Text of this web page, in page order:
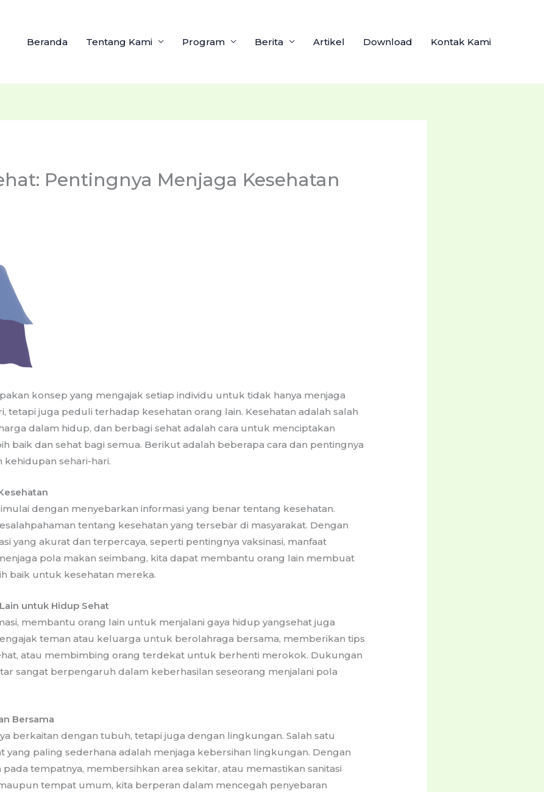
Beranda Tentang Kami Program Berita Artikel Download Kontak Kami
Pentingnya Menjaga Kesehatan
konsep yang mengajak setiap individu untuk tidak hanya menjaga
tetapi juga peduli terhadap kesehatan orang lain. Kesehatan adalah salah
dalam hidup, dan berbagi sehat adalah cara untuk menciptakan
baik dan sehat bagi semua. Berikut adalah beberapa cara dan pentingnya
sehari-hari.
dengan menyebarkan informasi yang benar tentang kesehatan.
tentang kesehatan yang tersebar di masyarakat. Dengan
yang akurat dan terpercaya, seperti pentingnya vaksinasi, manfaat
pola makan seimbang, kita dapat membantu orang lain membuat
baik untuk kesehatan mereka.
untuk Hidup Sehat
membantu orang lain untuk menjalani gaya hidup yangsehat juga
teman atau keluarga untuk berolahraga bersama, memberikan tips
atau membimbing orang terdekat untuk berhenti merokok. Dukungan
sangat berpengaruh dalam keberhasilan seseorang menjalani pola
Bersama
berkaitan dengan tubuh, tetapi juga dengan lingkungan. Salah satu
yang paling sederhana adalah menjaga kebersihan lingkungan. Dengan
tempatnya, membersihkan area sekitar, atau memastikan sanitasi
tempat umum, kita berperan dalam mencegah penyebaran